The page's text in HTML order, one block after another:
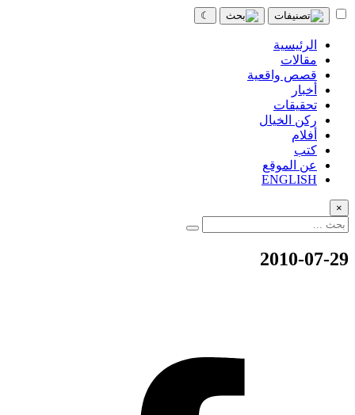
☾
الرئيسية
مقالات
قصص واقعية
أخبار
تحقيقات
ركن الخيال
أفلام
كتب
عن الموقع
ENGLISH
×
2010-07-29